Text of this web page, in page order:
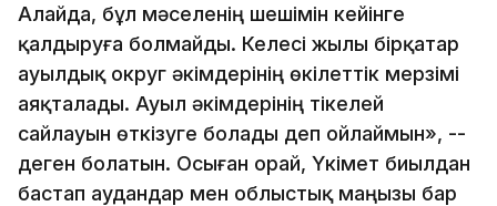
Алайда, бұл мәселенің шешімін кейінге
қалдыруға болмайды. Келесі жылы бірқатар
ауылдық округ әкімдерінің өкілеттік мерзімі
аяқталады. Ауыл әкімдерінің тікелей
сайлауын өткізуге болады деп ойлаймын», --
деген болатын. Осыған орай, Үкімет биылдан
бастап аудандар мен облыстық маңызы бар